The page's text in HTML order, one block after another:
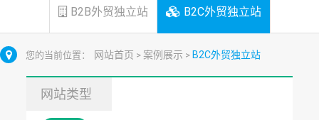
B2B外贸独立站 B2C外贸独立站
您的当前位置： 网站首页 > 案例展示 > B2C外贸独立站
网站类型